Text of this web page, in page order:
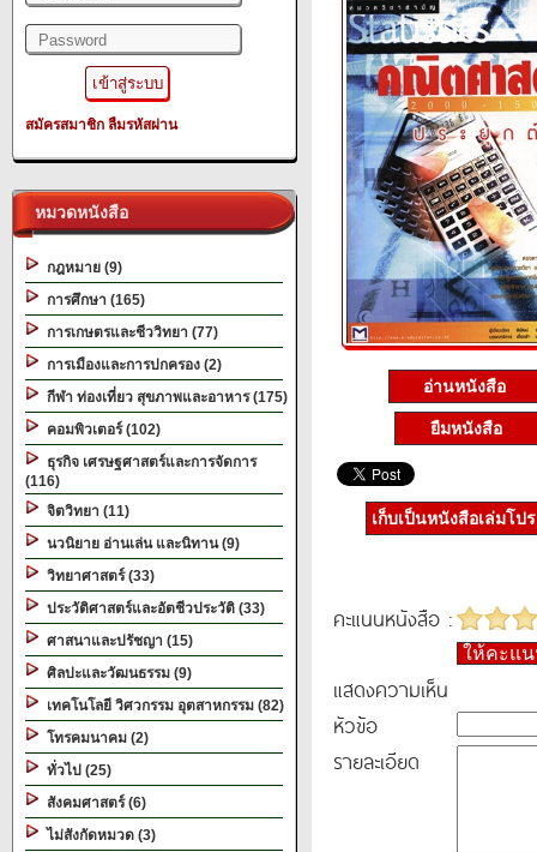
สมัครสมาชิก ลืมรหัสผ่าน
หมวดหนังสือ
กฎหมาย (9)
การศึกษา (165)
การเกษตรและชีววิทยา (77)
การเมืองและการปกครอง (2)
กีฬา ท่องเที่ยว สุขภาพและอาหาร (175)
คอมพิวเตอร์ (102)
ธุรกิจ เศรษฐศาสตร์และการจัดการ
(116)
จิตวิทยา (11)
นวนิยาย อ่านเล่น และนิทาน (9)
วิทยาศาสตร์ (33)
ประวัติศาสตร์และอัตชีวประวัติ (33)
ศาสนาและปรัชญา (15)
ศิลปะและวัฒนธรรม (9)
เทคโนโลยี วิศวกรรม อุตสาหกรรม (82)
โทรคมนาคม (2)
ทั่วไป (25)
สังคมศาสตร์ (6)
ไม่สังกัดหมวด (3)
อ่านหนังสือ
ยืมหนังสือ
เก็บเป็นหนังสือเล่มโป
คะแนนหนังสือ :
ให้คะแ
แสดงความเห็น
หัวข้อ
รายละเอียด